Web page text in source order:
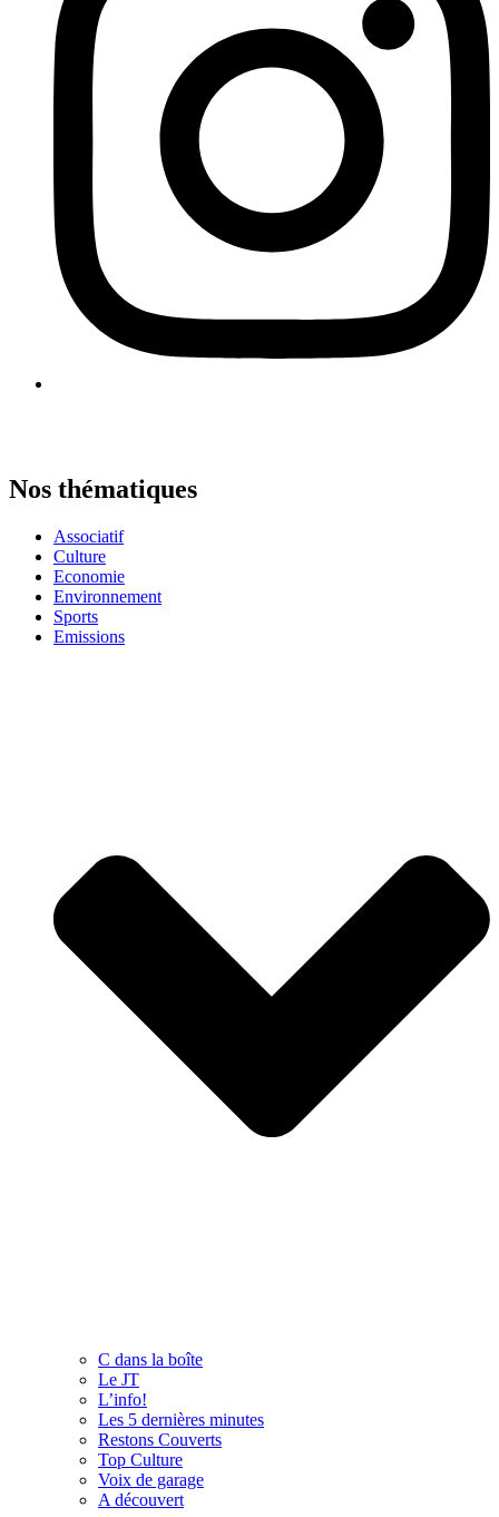
Nos thématiques
Associatif
Culture
Economie
Environnement
Sports
Emissions
C dans la boîte
Le JT
L’info!
Les 5 dernières minutes
Restons Couverts
Top Culture
Voix de garage
A découvert